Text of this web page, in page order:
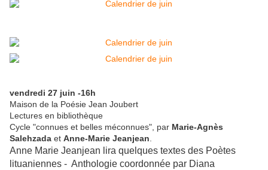
vendredi 27 juin -16h
Maison de la Poésie Jean Joubert
Lectures en bibliothèque
Cycle "connues et belles méconnues", par Marie-Agnès
Salehzada et Anne-Marie Jeanjean
Anne Marie Jeanjean lira quelques textes des Poètes
lituaniennes - Anthologie coordonnée par Diana